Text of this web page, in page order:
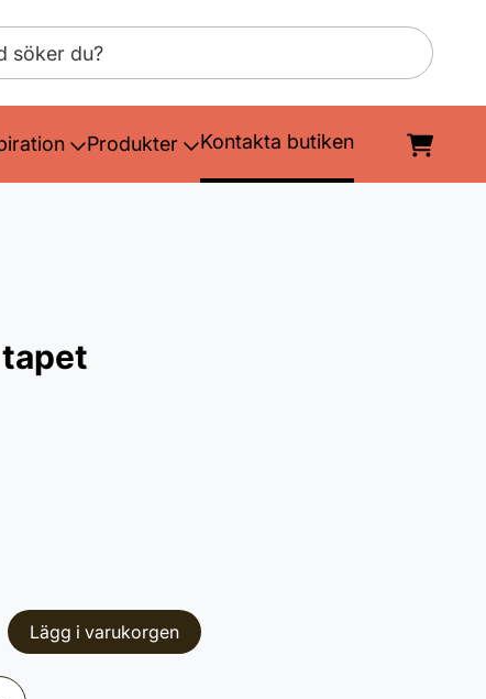
Produkter Kontakta butiken
Lägg i varukorgen